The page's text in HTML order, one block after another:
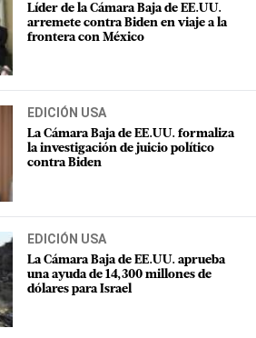
Líder de la Cámara Baja de EE.UU.
arremete contra Biden en viaje a la
frontera con México
EDICIÓN USA
La Cámara Baja de EE.UU. formaliza
la investigación de juicio político
contra Biden
EDICIÓN USA
La Cámara Baja de EE.UU. aprueba
una ayuda de 14,300 millones de
dólares para Israel